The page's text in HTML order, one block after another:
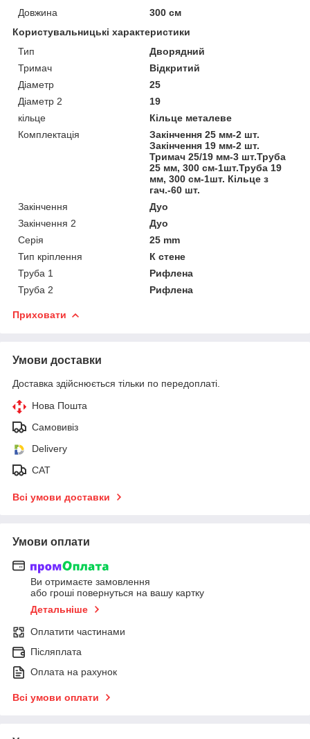
Довжина
300 см
Користувальницькі характеристики
Тип
Дворядний
Тримач
Відкритий
Діаметр
25
Діаметр 2
19
кільце
Кільце металеве
Комплектація
Закінчення 25 мм-2 шт.
Закінчення 19 мм-2 шт.
Тримач 25/19 мм-3 шт.Труба
25 мм, 300 см-1шт.Труба 19
мм, 300 см-1шт. Кільце з
гач.-60 шт.
Закінчення
Дуо
Закінчення 2
Дуо
Серія
25 mm
Тип кріплення
К стене
Труба 1
Рифлена
Труба 2
Рифлена
Приховати
Умови доставки
Доставка здійснюється тільки по передоплаті.
Нова Пошта
Самовивіз
Delivery
САТ
Всі умови доставки
Умови оплати
Ви отримаєте замовлення
або гроші повернуться на вашу картку
Детальніше
Оплатити частинами
Післяплата
Оплата на рахунок
Всі умови оплати